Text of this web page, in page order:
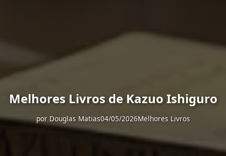
Melhores Livros de Kazuo Ishiguro
por Douglas Matias04/05/2026Melhores Livros